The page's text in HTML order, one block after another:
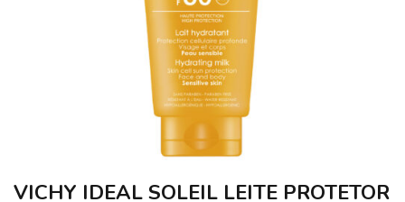
VICHY IDEAL SOLEIL LEITE PROTETOR